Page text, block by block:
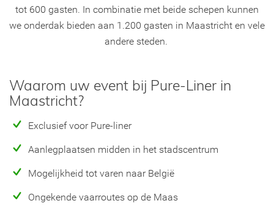
tot 600 gasten. In combinatie met beide schepen kunnen
we onderdak bieden aan 1.200 gasten in Maastricht en vele
andere steden.
Waarom uw event bij Pure-Liner in
Maastricht?
Exclusief voor Pure-liner
Aanlegplaatsen midden in het stadscentrum
Mogelijkheid tot varen naar België
Ongekende vaarroutes op de Maas